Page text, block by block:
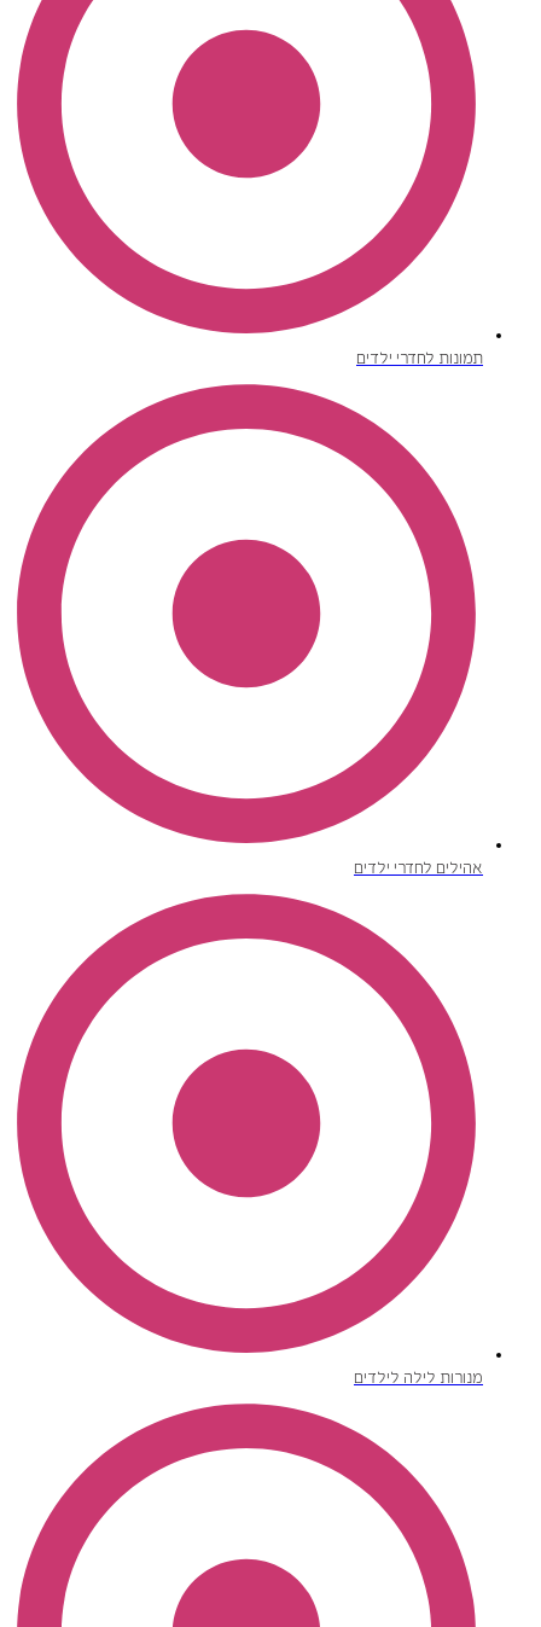
תמונות לחדרי ילדים
אהילים לחדרי ילדים
מנורות לילה לילדים